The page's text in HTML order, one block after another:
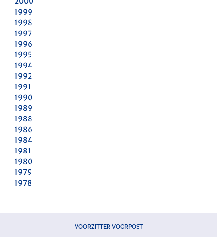
1999
1998
1997
1996
1995
1994
1992
1991
1990
1989
1988
1986
1984
1981
1980
1979
1978
VOORZITTER VOORPOST